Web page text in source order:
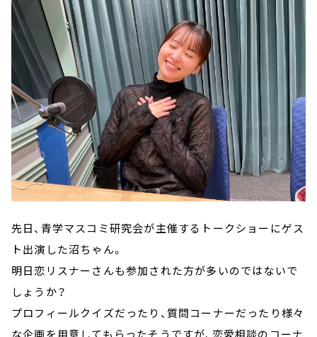
先日、青学マスコミ研究会が主催するトークショーにゲス
ト出演した沼ちゃん。
明日恋リスナーさんも参加された方が多いのではないで
しょうか？
プロフィールクイズだったり、質問コーナーだったり様々